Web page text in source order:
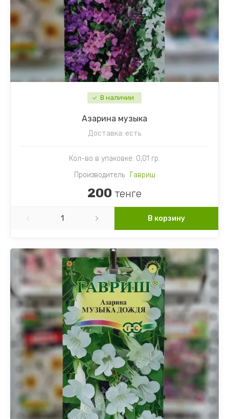
В наличии
Азарина музыка
Доставка: есть
Кол-во в упаковке: 0,01 гр.
Производитель
Гавриш
200 тенге
В корзину